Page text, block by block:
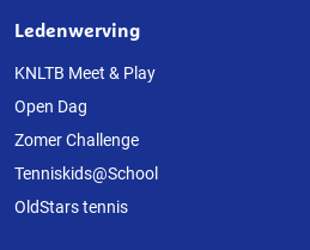
Over
deze
website
Ledenwerving
KNLTB Meet & Play
Open Dag
Zomer Challenge
Tenniskids@School
OldStars tennis